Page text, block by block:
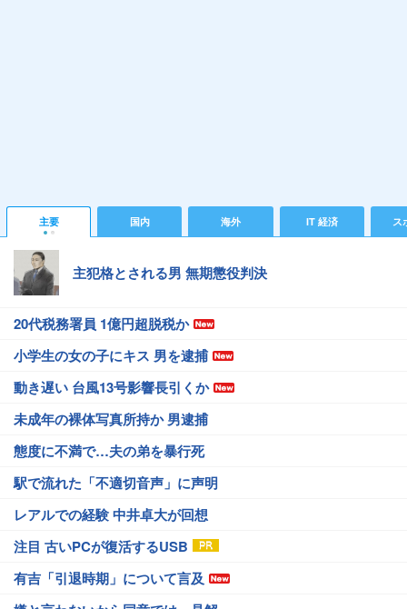
主要 国内 海外 IT 経済 ス
主犯格とされる男 無期懲役判決
20代税務署員 1億円超脱税か
小学生の女の子にキス 男を逮捕
動き遅い 台風13号影響長引くか
未成年の裸体写真所持か 男逮捕
態度に不満で…夫の弟を暴行死
駅で流れた「不適切音声」に声明
レアルでの経験 中井卓大が回想
注目 古いPCが復活するUSB
有吉「引退時期」について言及